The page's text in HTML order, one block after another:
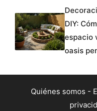
DIY:
espacio
oasis
Quiénes somos -